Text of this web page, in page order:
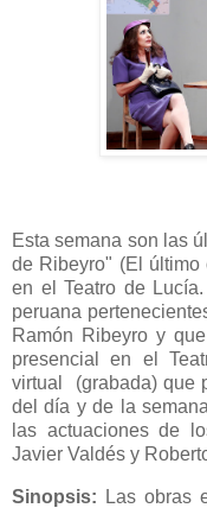
Esta semana son las
de Ribeyro" (El último
en el Teatro de
peruana
Ramón Ribeyro y
presencial en el
virtual (grabada) que
del día y de la
las actuaciones de
Javier Valdés y
Sinopsis: Las obras